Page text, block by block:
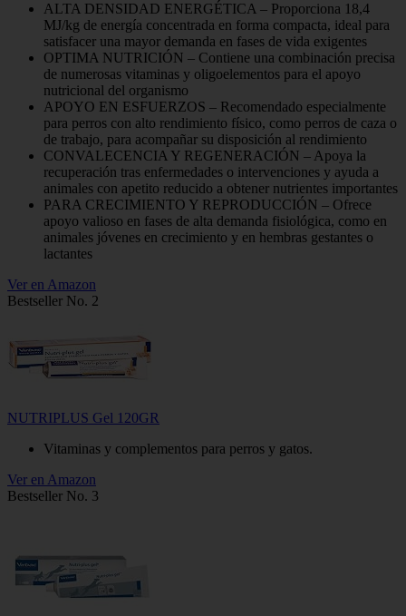
ALTA DENSIDAD ENERGÉTICA – Proporciona 18,4
MJ/kg de energía concentrada en forma compacta, ideal para
satisfacer una mayor demanda en fases de vida exigentes
OPTIMA NUTRICIÓN – Contiene una combinación precisa
de numerosas vitaminas y oligoelementos para el apoyo
nutricional del organismo
APOYO EN ESFUERZOS – Recomendado especialmente
para perros con alto rendimiento físico, como perros de caza o
de trabajo, para acompañar su disposición al rendimiento
CONVALECENCIA Y REGENERACIÓN – Apoya la
recuperación tras enfermedades o intervenciones y ayuda a
animales con apetito reducido a obtener nutrientes importantes
PARA CRECIMIENTO Y REPRODUCCIÓN – Ofrece
apoyo valioso en fases de alta demanda fisiológica, como en
animales jóvenes en crecimiento y en hembras gestantes o
lactantes
Ver en Amazon
Bestseller No. 2
NUTRIPLUS Gel 120GR
Vitaminas y complementos para perros y gatos.
Ver en Amazon
Bestseller No. 3